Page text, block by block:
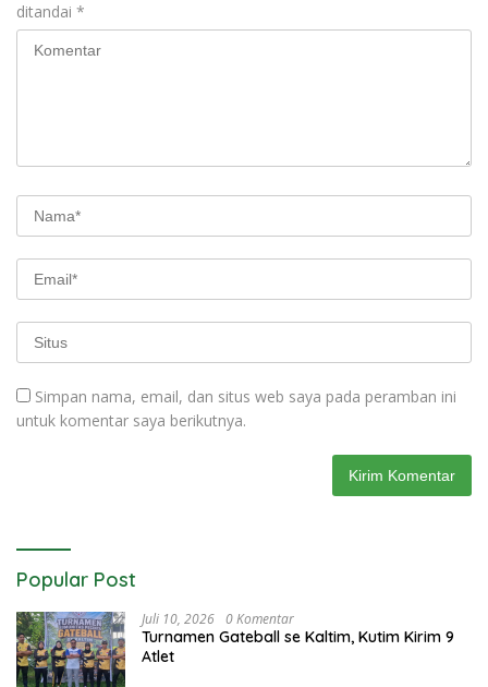
ditandai *
Simpan nama, email, dan situs web saya pada peramban ini
untuk komentar saya berikutnya.
Popular Post
Juli 10, 2026 0 Komentar
Turnamen Gateball se Kaltim, Kutim Kirim 9
Atlet